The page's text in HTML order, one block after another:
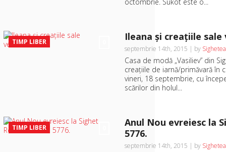
TIMP LIBER Ileana şi creaţiile
septembrie 14th, 2015 | by
Casa de modă „Vasiliev” din
creaţiile de iarnă/primăvară în
vineri, 18 septembrie, cu
scărilor din holul...
TIMP LIBER
Anul Nou evreiesc la
5776.
septembrie 14th, 2015 | by